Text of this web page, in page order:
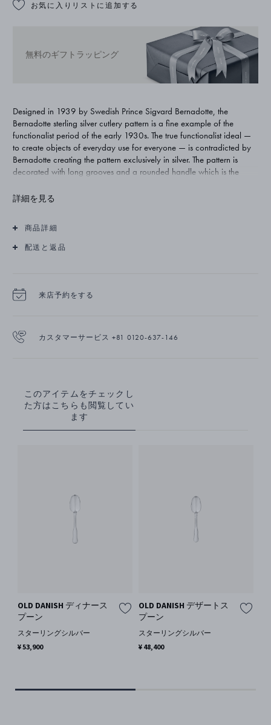
お気に入りリストに追加する
無料のギフトラッピング
Designed in 1939 by Swedish Prince Sigvard Bernadotte, the
Bernadotte sterling silver cutlery pattern is a fine example of the
functionalist period of the early 1930s. The true functionalist ideal —
to create objects of everyday use for everyone — is contradicted by
Bernadotte creating the pattern exclusively in silver. The pattern is
decorated with long grooves and a rounded handle which is the
詳細を見る
商品詳細
配送と返品
来店予約をする
カスタマーサービス +81 0120-637-146
このアイテムをチェックし
た方はこちらも閲覧してい
ます
OLD DANISH ディナース
プーン
スターリングシルバー
¥ 53,900
OLD DANISH デザートス
プーン
スターリングシルバー
¥ 48,400